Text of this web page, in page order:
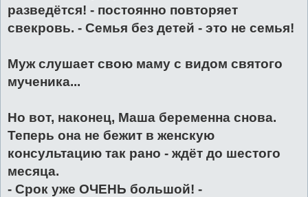
разведётся! - постоянно повторяет
свекровь. - Семья без детей - это не семья!
Муж слушает свою маму с видом святого
мученика...
Но вот, наконец, Маша беременна снова.
Теперь она не бежит в женскую
консультацию так рано - ждёт до шестого
месяца.
- Срок уже ОЧЕНЬ большой! -